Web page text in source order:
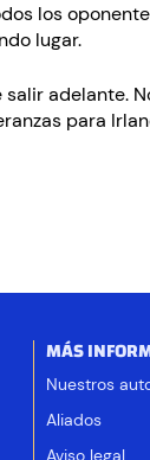
los
lugar.
adelante.
para
MÁS
Nuestros
Aliados
Aviso legal